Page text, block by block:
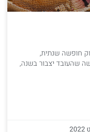
חופשה שנתית,
שהעובד יצבור בשנה,